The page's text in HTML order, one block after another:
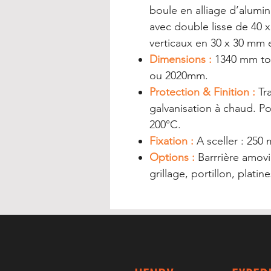
boule en alliage
avec double lisse de 40
verticaux en 30 x 30
Dimensions : 1340 mm
ou 2020mm.
Protection & Finition :
galvanisation à chaud.
200°C.
Fixation : A sceller : 250
Options : Barrrière
grillage, portillon,